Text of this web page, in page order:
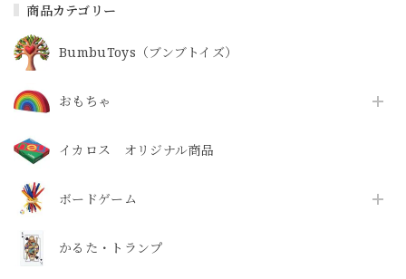
商品カテゴリー
BumbuToys（ブンブトイズ）
おもちゃ
イカロス オリジナル商品
ボードゲーム
かるた・トランプ